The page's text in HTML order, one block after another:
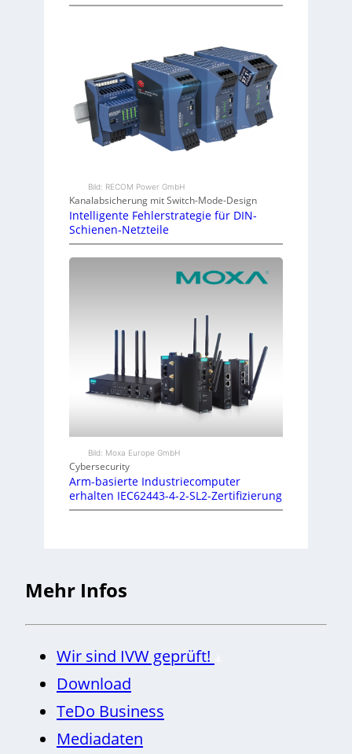
Bild: RECOM Power GmbH
Kanalabsicherung mit Switch-Mode-Design
Intelligente Fehlerstrategie für DIN-
Schienen-Netzteile
Bild: Moxa Europe GmbH
Cybersecurity
Arm-basierte Industriecomputer
erhalten IEC62443-4-2-SL2-Zertifizierung
Mehr Infos
Wir sind IVW geprüft!
Download
TeDo Business
Mediadaten